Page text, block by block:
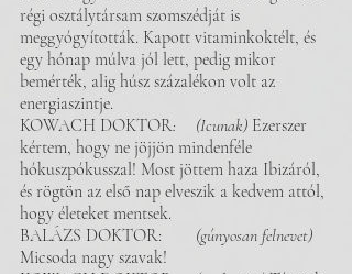
régi osztálytársam szomszédját is
meggyógyították. Kapott vitaminkoktélt, és
egy hónap múlva jól lett, pedig mikor
bemérték, alig húsz százalékon volt az
energiaszintje.
KOWACH DOKTOR
: 	(Icunak) Ezerszer
kértem, hogy ne jöjjön mindenféle
hókuszpókusszal! Most jöttem haza Ibizáról,
és rögtön az első nap elveszik a kedvem attól,
hogy életeket mentsek.
(gúnyosan felnevet)
Micsoda nagy szavak!